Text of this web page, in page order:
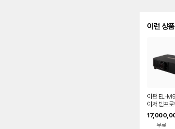
이런 상
이펀 EL-
이저 빔프
0안시 풀
A 강당용
무료